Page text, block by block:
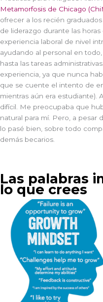
Metamorfosis de Chicago
ofrecer a los recién
de liderazgo durante las
experiencia laboral de nivel
ayudando al personal en
hasta las tareas
experiencia, ya que nunca
que se cuente el intento de
mientras aún era estudiante).
difícil. Me preocupaba que
natural para mí. Pero, a pesar
lo pasé bien, sobre todo
demás becarios.
Las palabras
lo que crees